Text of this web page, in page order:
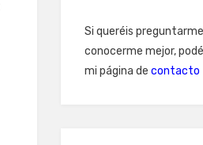
Si queréis
conocerme mejor,
mi página de contacto